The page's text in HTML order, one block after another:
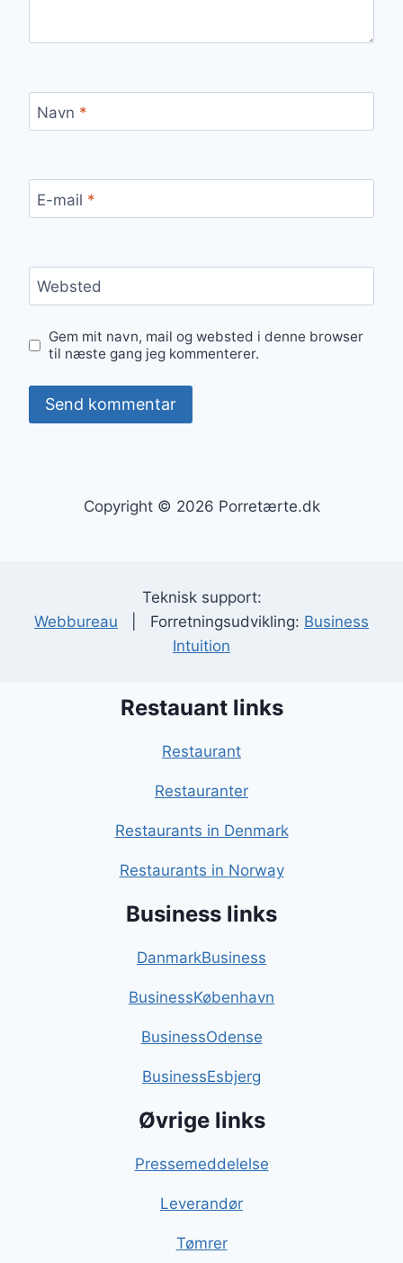
Navn *
E-mail *
Websted
Gem mit navn, mail og websted i denne browser
til næste gang jeg kommenterer.
Copyright © 2026 Porretærte.dk
Teknisk support:
Webbureau | Forretningsudvikling: Business
Intuition
Restauant links
Restaurant
Restauranter
Restaurants in Denmark
Restaurants in Norway
Business links
DanmarkBusiness
BusinessKøbenhavn
BusinessOdense
BusinessEsbjerg
Øvrige links
Pressemeddelelse
Leverandør
Tømrer